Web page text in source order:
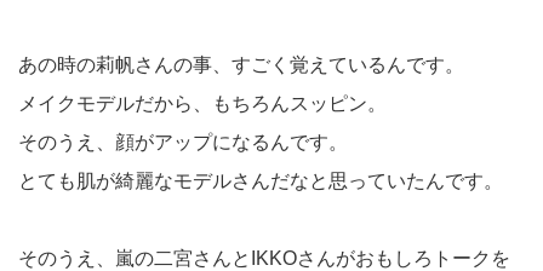
あの時の莉帆さんの事、すごく覚えているんです。
メイクモデルだから、もちろんスッピン。
そのうえ、顔がアップになるんです。
とても肌が綺麗なモデルさんだなと思っていたんです。
そのうえ、嵐の二宮さんとIKKOさんがおもしろトークを